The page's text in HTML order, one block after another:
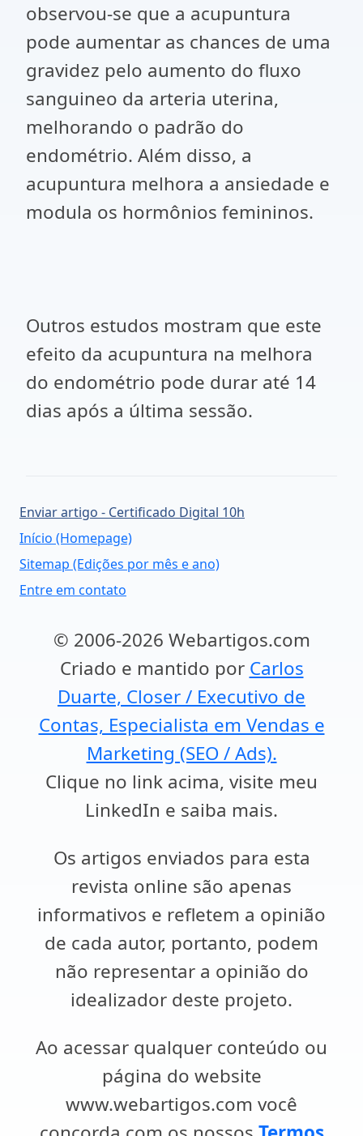
observou-se que a acupuntura
pode aumentar as chances de uma
gravidez pelo aumento do fluxo
sanguineo da arteria uterina,
melhorando o padrão do
endométrio. Além disso, a
acupuntura melhora a ansiedade e
modula os hormônios femininos.
Outros estudos mostram que este
efeito da acupuntura na melhora
do endométrio pode durar até 14
dias após a última sessão.
Enviar artigo - Certificado Digital 10h
Início (Homepage)
Sitemap (Edições por mês e ano)
Entre em contato
© 2006-2026 Webartigos.com
Criado e mantido por Carlos
Duarte, Closer / Executivo de
Contas, Especialista em Vendas e
Marketing (SEO / Ads).
Clique no link acima, visite meu
LinkedIn e saiba mais.
Os artigos enviados para esta
revista online são apenas
informativos e refletem a opinião
de cada autor, portanto, podem
não representar a opinião do
idealizador deste projeto.
Ao acessar qualquer conteúdo ou
página do website
www.webartigos.com você